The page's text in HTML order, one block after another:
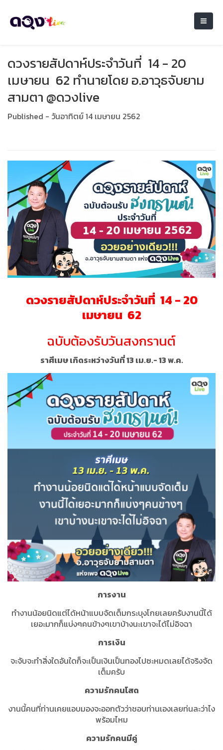
ดวงรายสัปดาห์ประจำวันที่ 14 - 20
เมษายน 62 ทำนายโดย อ.อาวุธจับยาม
สามตา @ดวงlive
Published - วันอาทิตย์ 14 เมษายน 2562
ดวงรายสัปดาห์ประจำวันที่ 14 - 20
เมษายน 62
ฉบับต้องรับวันสงกรานต์
ราศีเมษ เกิดระหว่างวันที่ 13 เม.ย.- 13 พ.ค.
การงาน
ทำงานน้อยนิดแต่ได้หน้าแบบจัดเต็มกระบุงโกยเลยครับงานนี้ได้
เยอะมากก็แบ่งๆคนข้างๆเขาบ้างนะเขาจะได้ไม่อิจฉา
การเงิน
จะจับจะทำสิ่งใดอันใดก็จะเป็นเงินเป็นทองไปซะหมดเลยได้จริงจัด
เต็มครับ
ความรักคนโสด
งานนี้คนที่ท่านเคยแอบมองจะออกตัวว่าชอบท่านเองเลยท่นละว่าไง
พร้อมไหม
ความรักคนมีคู่